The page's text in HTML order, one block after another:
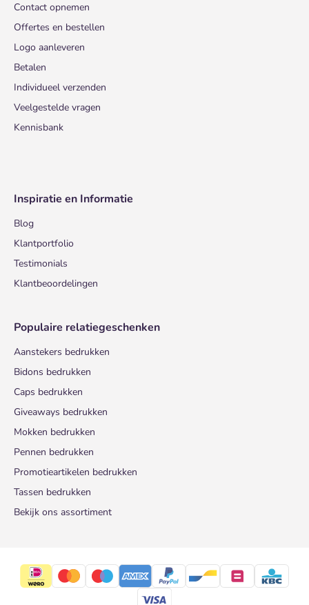
Contact opnemen
Offertes en bestellen
Logo aanleveren
Betalen
Individueel verzenden
Veelgestelde vragen
Kennisbank
Inspiratie en Informatie
Blog
Klantportfolio
Testimonials
Klantbeoordelingen
Populaire relatiegeschenken
Aanstekers bedrukken
Bidons bedrukken
Caps bedrukken
Giveaways bedrukken
Mokken bedrukken
Pennen bedrukken
Promotieartikelen bedrukken
Tassen bedrukken
Bekijk ons assortiment